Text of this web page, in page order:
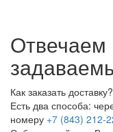
Как заказать доставку?
Есть два способа:
номеру +7 (843) 212-